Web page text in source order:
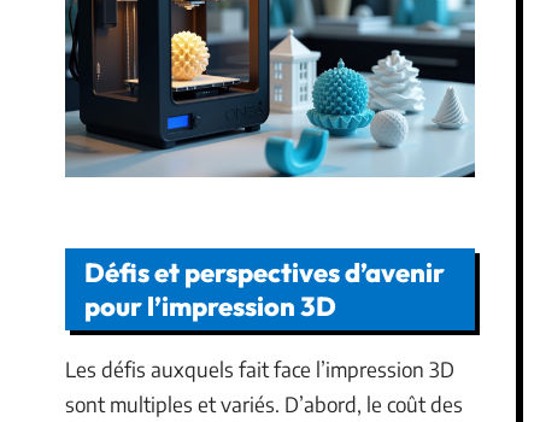
Défis et perspectives d’avenir
pour l’impression 3D
Les défis auxquels fait face l’impression 3D
sont multiples et variés. D’abord, le coût des